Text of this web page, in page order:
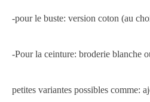
-pour le buste: version coton (au
-Pour la ceinture: broderie blanche
petites variantes possibles comme: